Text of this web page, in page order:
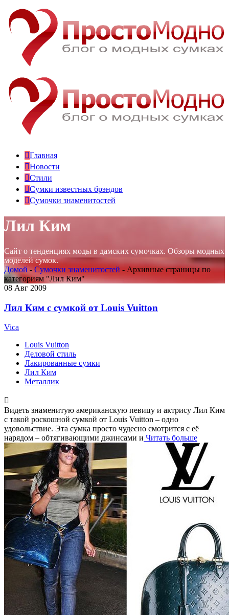
Главная
Новости
Стили
Сумки известных брэндов
Сумочки знаменитостей
Лил Ким
Сайт о тенденциях моды в дамских сумочках. Обзоры модных
моделей сумок.
Домой - Сумочки знаменитостей - Архивные страницы по
категориям "Лил Ким"
08 Авг 2009
Лил Ким с сумкой от Louis Vuitton
Vica
Louis Vuitton
Деловой стиль
Лакированные сумки
Лил Ким
Металлик
Видеть знаменитую американскую певицу и актрису Лил Ким
с такой роскошной сумкой от Louis Vuitton – одно
удовольствие. Эта сумка просто чудесно смотрится с её
нарядом – обтягивающими джинсами и Читать больше